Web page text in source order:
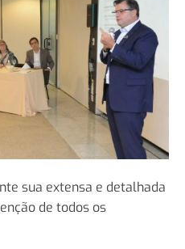
sua extensa e detalhada
de todos os